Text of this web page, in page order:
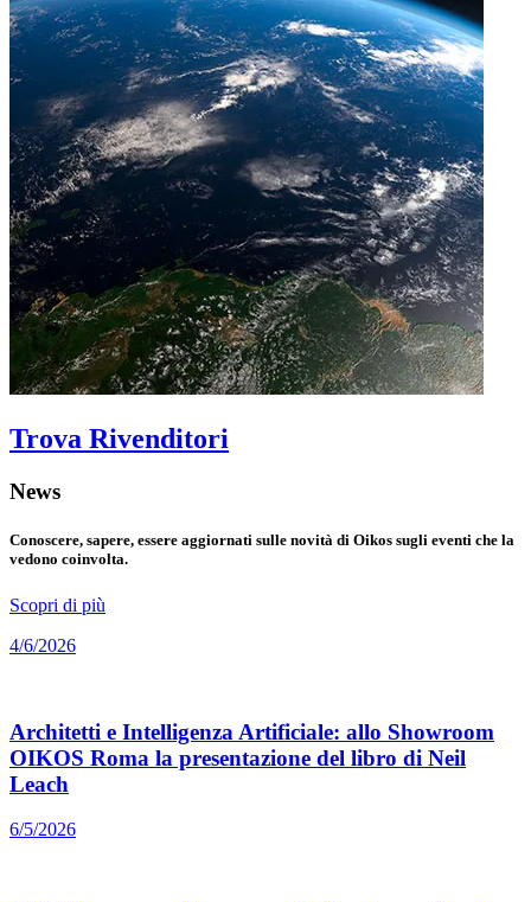
Trova Rivenditori
News
Conoscere, sapere, essere aggiornati sulle novità di Oikos sugli eventi che la
vedono coinvolta.
Scopri di più
4/6/2026
Architetti e Intelligenza Artificiale: allo Showroom
OIKOS Roma la presentazione del libro di Neil
Leach
6/5/2026